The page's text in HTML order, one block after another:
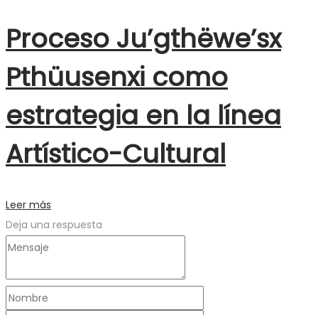
Proceso Ju’gthëwe’sx
Pthüusenxi como
estrategia en la línea
Artístico-Cultural
Leer más
Deja una respuesta